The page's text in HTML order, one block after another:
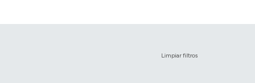
Limpiar filtros